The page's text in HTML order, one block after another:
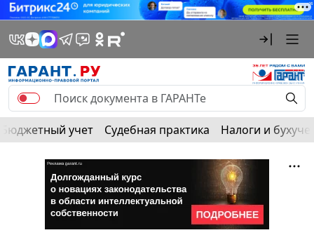
Бюджетный учет Судебная практика Налоги и